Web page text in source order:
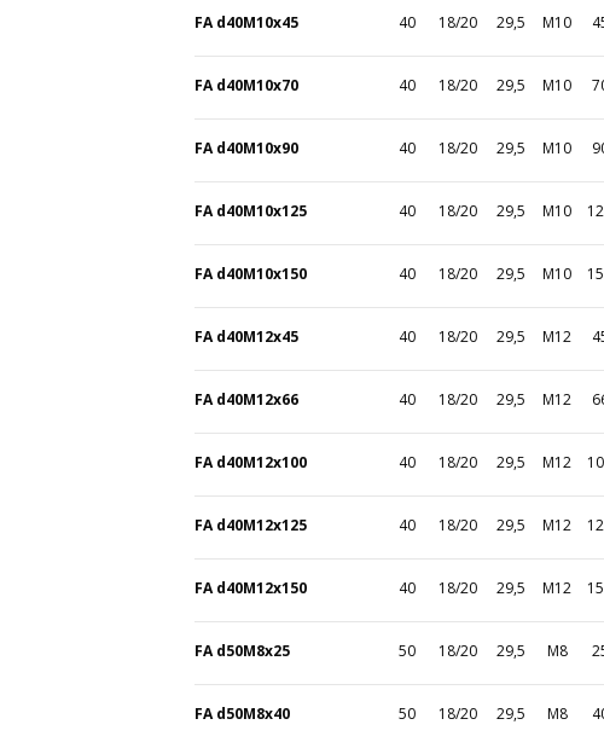
FA d40M10x45 40 18/20 29,5 M10
FA d40M10x70 40 18/20 29,5 M10
FA d40M10x90 40 18/20 29,5 M10
FA d40M10x125 40 18/20 29,5 M10
FA d40M10x150 40 18/20 29,5 M10
FA d40M12x45 40 18/20 29,5 M12
FA d40M12x66 40 18/20 29,5 M12
FA d40M12x100 40 18/20 29,5 M12
FA d40M12x125 40 18/20 29,5 M12
FA d40M12x150 40 18/20 29,5 M12
FA d50M8x25 50 18/20 29,5 M8
FA d50M8x40 50 18/20 29,5 M8